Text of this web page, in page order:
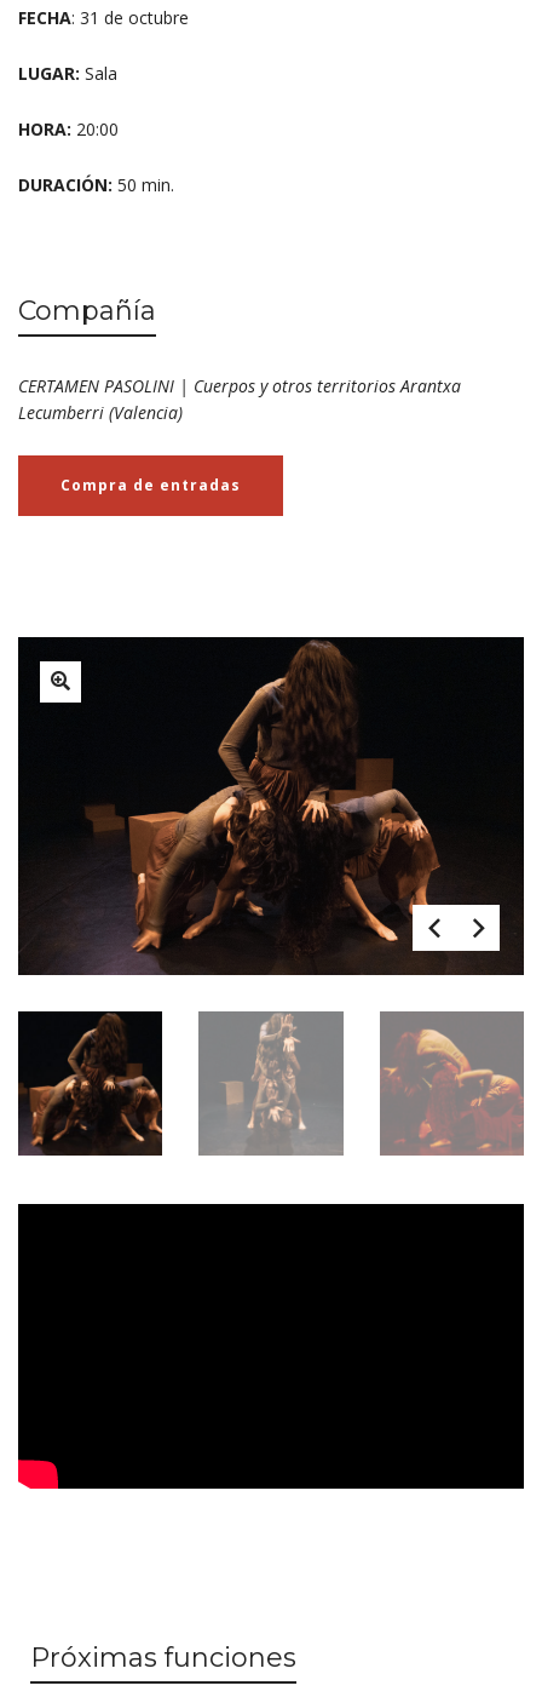
FECHA: 31 de octubre
LUGAR: Sala
HORA: 20:00
DURACIÓN: 50 min.
Compañía
CERTAMEN PASOLINI | Cuerpos y otros territorios Arantxa
Lecumberri (Valencia)
Compra de entradas
Próximas funciones